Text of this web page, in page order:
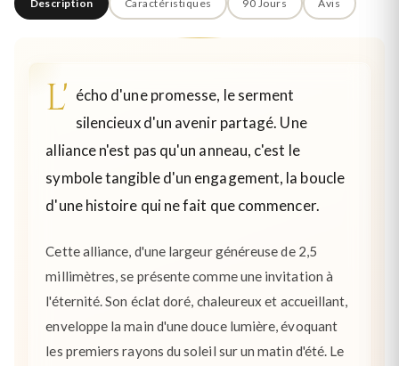
Description Caractéristiques 90 Jours Avis
L' écho d'une promesse, le serment
silencieux d'un avenir partagé. Une
alliance n'est pas qu'un anneau, c'est le
symbole tangible d'un engagement, la boucle
d'une histoire qui ne fait que commencer.
Cette alliance, d'une largeur généreuse de 2,5
millimètres, se présente comme une invitation à
l'éternité. Son éclat doré, chaleureux et accueillant,
enveloppe la main d'une douce lumière, évoquant
les premiers rayons du soleil sur un matin d'été. Le